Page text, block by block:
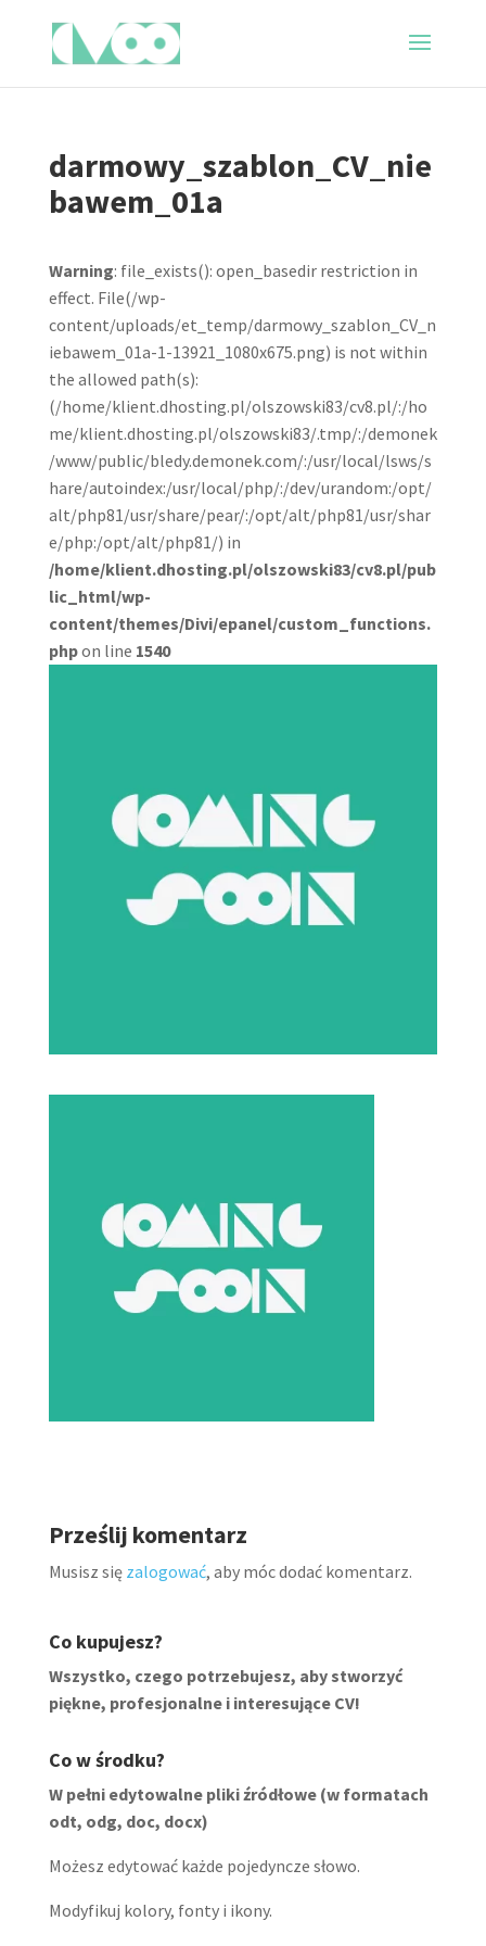
darmowy_szablon_CV_nie
bawem_01a
Warning: file_exists(): open_basedir restriction in
effect. File(/wp-
content/uploads/et_temp/darmowy_szablon_CV_n
iebawem_01a-1-13921_1080x675.png) is not within
the allowed path(s):
(/home/klient.dhosting.pl/olszowski83/cv8.pl/:/ho
me/klient.dhosting.pl/olszowski83/.tmp/:/demonek
/www/public/bledy.demonek.com/:/usr/local/lsws/s
hare/autoindex:/usr/local/php/:/dev/urandom:/opt/
alt/php81/usr/share/pear/:/opt/alt/php81/usr/shar
e/php:/opt/alt/php81/) in
/home/klient.dhosting.pl/olszowski83/cv8.pl/pub
lic_html/wp-
content/themes/Divi/epanel/custom_functions.
phpon line 1540
Prześlij komentarz
Musisz się zalogować, aby móc dodać komentarz.
Co kupujesz?
Wszystko, czego potrzebujesz, aby stworzyć
piękne, profesjonalne i interesujące CV!
Co w środku?
W pełni edytowalne pliki źródłowe (w formatach
odt, odg, doc, docx)
Możesz edytować każde pojedyncze słowo.
Modyfikuj kolory, fonty i ikony.